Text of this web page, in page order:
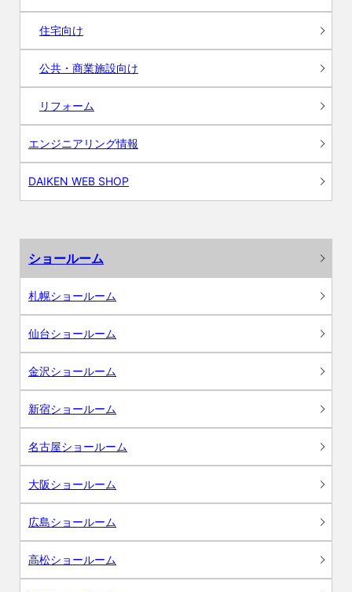
住宅向け
公共・商業施設向け
リフォーム
エンジニアリング情報
DAIKEN WEB SHOP
ショールーム
札幌ショールーム
仙台ショールーム
金沢ショールーム
新宿ショールーム
名古屋ショールーム
大阪ショールーム
広島ショールーム
高松ショールーム